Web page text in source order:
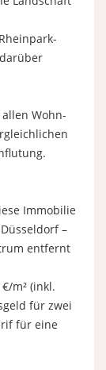
Wohn-
Immobilie
–
entfernt
m² (inkl.
für zwei
für eine